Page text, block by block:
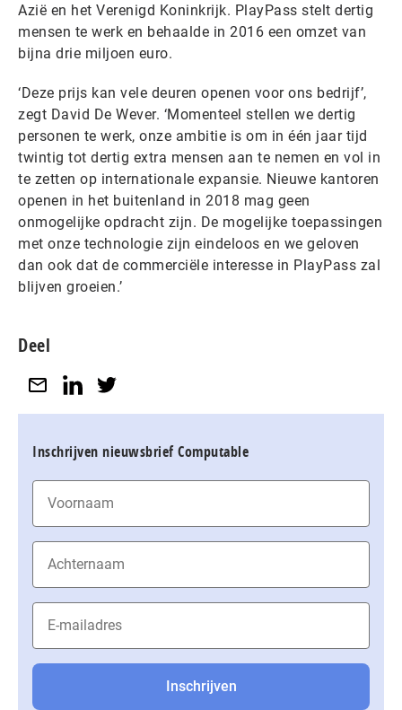
Azië en het Verenigd Koninkrijk. PlayPass stelt dertig
mensen te werk en behaalde in 2016 een omzet van
bijna drie miljoen euro.
‘Deze prijs kan vele deuren openen voor ons bedrijf’,
zegt David De Wever. ‘Momenteel stellen we dertig
personen te werk, onze ambitie is om in één jaar tijd
twintig tot dertig extra mensen aan te nemen en vol in
te zetten op internationale expansie. Nieuwe kantoren
openen in het buitenland in 2018 mag geen
onmogelijke opdracht zijn. De mogelijke toepassingen
met onze technologie zijn eindeloos en we geloven
dan ook dat de commerciële interesse in PlayPass zal
blijven groeien.’
Deel
Inschrijven nieuwsbrief Computable